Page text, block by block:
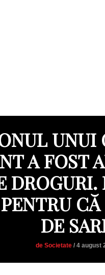
UNUI
A FOST
DROGURI.
DE
de Societate / 4 august